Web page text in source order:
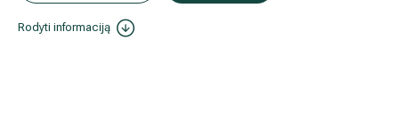
Rodyti informaciją
Instagram